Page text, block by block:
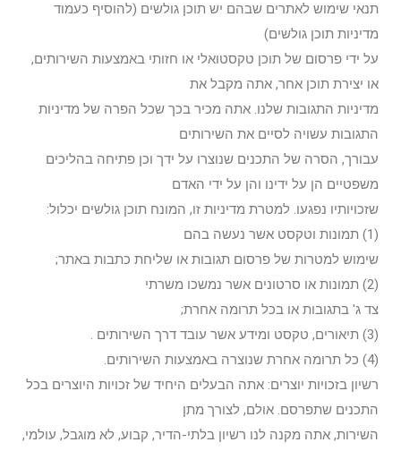
תנאי שימוש לאתרים שבהם יש תוכן גולשים (להוסיף כעמוד
מדיניות תוכן גולשים)
על ידי פרסום של תוכן טקסטואלי או חזותי באמצעות השירותים,
או יצירת תוכן אחר, אתה מקבל את
מדיניות התגובות שלנו. אתה מכיר בכך שכל הפרה של מדיניות
התגובות עשויה לסיים את השירותים
עבורך, הסרה של התכנים שנוצרו על ידך וכן פתיחה בהליכים
משפטיים הן על ידינו והן על ידי האדם
שזכויותיו נפגעו. למטרת מדיניות זו, המונח תוכן גולשים יכלול:
(1) תמונות וטקסט אשר נעשה בהם
שימוש למטרות של פרסום תגובות או שליחת כתבות באתר;
(2) תמונות או סרטונים אשר נמשכו משרתי
צד ג' בתגובות או בכל תרומה אחרת;
(3) תיאורים, טקסט ומידע אשר עובד דרך השירותים .
(4) כל תרומה אחרת שנוצרה באמצעות השירותים.
רשיון בזכויות יוצרים: אתה הבעלים היחיד של זכויות היוצרים בכל
התכנים שתפרסם. אולם, לצורך מתן
השירות, אתה מקנה לנו רשיון בלתי-הדיר, קבוע, לא מוגבל, עולמי,